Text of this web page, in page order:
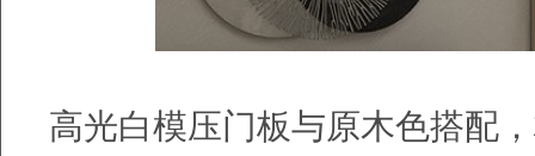
高光白模压门板与原木色搭配